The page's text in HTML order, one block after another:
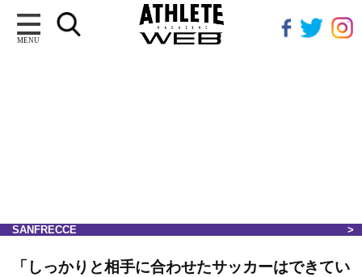
MENU
SANFRECCE
「しっかりと相手に合わせたサッカーはできてい